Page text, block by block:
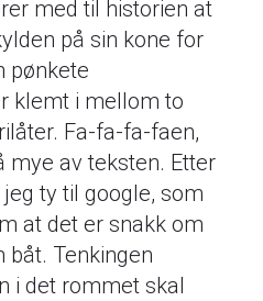
med til historien at
på sin kone for
pønkete
klemt i mellom to
Fa-fa-fa-faen,
mye av teksten. Etter
ty til google, som
at det er snakk om
båt. Tenkingen
i det rommet skal